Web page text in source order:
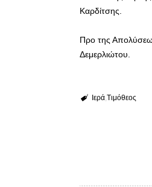
Καρδίτσης.
Προ της
Δεμερλιώτου.
Ιερά Τιμόθεος